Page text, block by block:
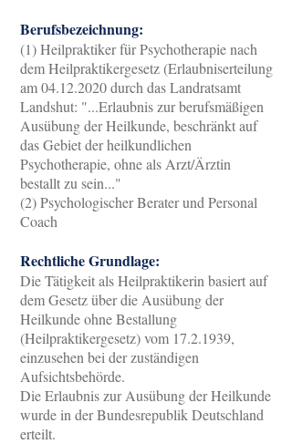
Berufsbezeichnung:
(1) Heilpraktiker für Psychotherapie nach
dem Heilpraktikergesetz (Erlaubniserteilung
am04.12.2020durch das Landratsamt
Landshut: "...Erlaubnis zur berufsmäßigen
Ausübung der Heilkunde, beschränkt auf
das Gebiet der heilkundlichen
Psychotherapie, ohne als Arzt/Ärztin
bestallt zu sein..."
(2) Psychologischer Berater und Personal
Coach
Rechtliche Grundlage:
Die Tätigkeit als Heilpraktikerin basiert auf
dem Gesetz über die Ausübung der
Heilkunde ohne Bestallung
(Heilpraktikergesetz) vom 17.2.1939,
einzusehen bei der zuständigen
Aufsichtsbehörde.
Die Erlaubnis zur Ausübung der Heilkunde
wurde in der Bundesrepublik Deutschland
erteilt.